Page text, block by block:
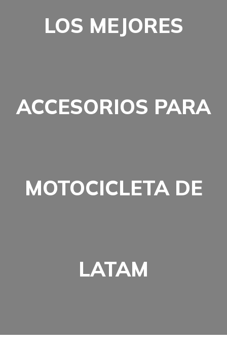
LOS MEJORES
ACCESORIOS PARA
MOTOCICLETA DE
LATAM